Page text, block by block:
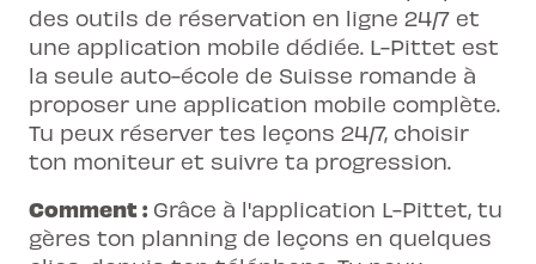
des outils de réservation en ligne 24/7 et
une application mobile dédiée. L-Pittet est
la seule auto-école de Suisse romande à
proposer une application mobile complète.
Tu peux réserver tes leçons 24/7, choisir
ton moniteur et suivre ta progression.
Comment : Grâce à l'application L-Pittet, tu
gères ton planning de leçons en quelques